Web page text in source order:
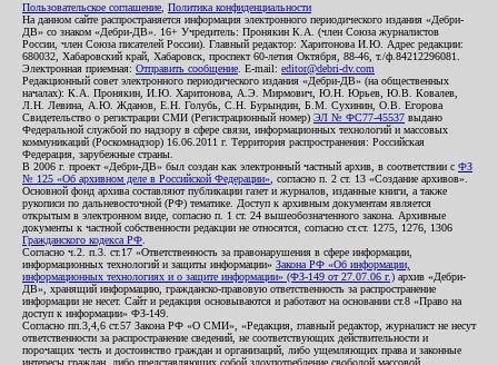
Пользовательское соглашение Политика конфиденциальности
На данном сайте распространяется информация электронного периодического издания «Дебри-
ДВ» со знаком «Дебри-ДВ». 16+ Учредитель: Пронякин К.А. (член Союза журналистов
России, член Союза писателей России). Главный редактор: Харитонова И.Ю. Адрес редакции:
680032, Хабаровский край, Хабаровск, проспект 60-летия Октября, 88-46, т./ф.84212296081.
Электронная приемная: Отправить сообщение . E-mail: editor@debri-dv.com
Редакционный совет электронного периодического издания «Дебри-ДВ» (на общественных
началах): К.А. Пронякин, И.Ю. Харитонова, А.Э. Мирмович, Ю.Н. Юрьев, Ю.В. Ковалев,
Л.Н. Левина, А.Ю. Жданов, Е.Н. Голубь, С.Н. Бурындин, Б.М. Сухинин, О.В. Егорова
Свидетельство о регистрации СМИ (Регистрационный номер) ЭЛ № ФС77-45537 выдано
Федеральной службой по надзору в сфере связи, информационных технологий и массовых
коммуникаций (Роскомнадзор) 16.06.2011 г. Территория распространения: Российская
Федерация, зарубежные страны.
В 2006 г. проект «Дебри-ДВ» был создан как электронный частный архив, в соответствии с ФЗ
№ 125 «Об архивном деле в Российской Федерации» , согласно п. 2 ст. 13 «Создание архивов».
Основной фонд архива составляют публикации газет и журналов, изданные книги, а также
рукописи по дальневосточной (РФ) тематике. Доступ к архивным документам является
открытым в электронном виде, согласно п. 1 ст. 24 вышеобозначенного закона. Архивные
документы к частной собственности редакции не относятся, согласно ст.ст. 1275, 1276, 1306
Гражданского кодекса РФ
Согласно ч.2. п.3. ст.17 «Ответственность за правонарушения в сфере информации,
информационных технологий и защиты информации» Закона РФ «Об информации,
информационных технологиях и о защите информации» (ФЗ-149 от 27.07.06 г.) архив «Дебри-
ДВ», хранящий информацию, гражданско-правовую ответственность за распространение
информации не несет. Сайт и редакция основываются и работают на основании ст.8 «Право на
доступ к информации» ФЗ-149.
Согласно пп.3,4,6 ст.57 Закона РФ «О СМИ», «Редакция, главный редактор, журналист не несут
ответственности за распространение сведений, не соответствующих действительности и
порочащих честь и достоинство граждан и организаций, либо ущемляющих права и законные
интересы граждан, либо представляющих собой злоупотребление свободой массовой